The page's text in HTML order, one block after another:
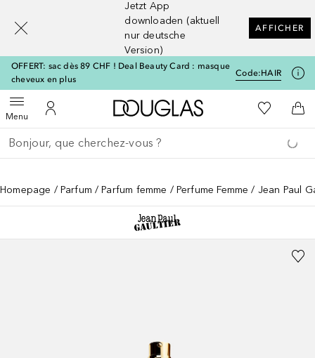
Jetzt App
downloaden (aktuell
nur deutsche
Version)
AFFICHER
OFFERT: sac dès 89 CHF ! Deal Beauty Card : masque
cheveux en plus
Code:HAIR
MenuOuvrir le menuVers Mon Compte
Vers l'accueil Douglas
Vers Ma
Retourner
Exécuter la recherche
Homepage Parfum Parfum femme Perfume Femme Jean Paul
[navigation.slideout.screenreader]